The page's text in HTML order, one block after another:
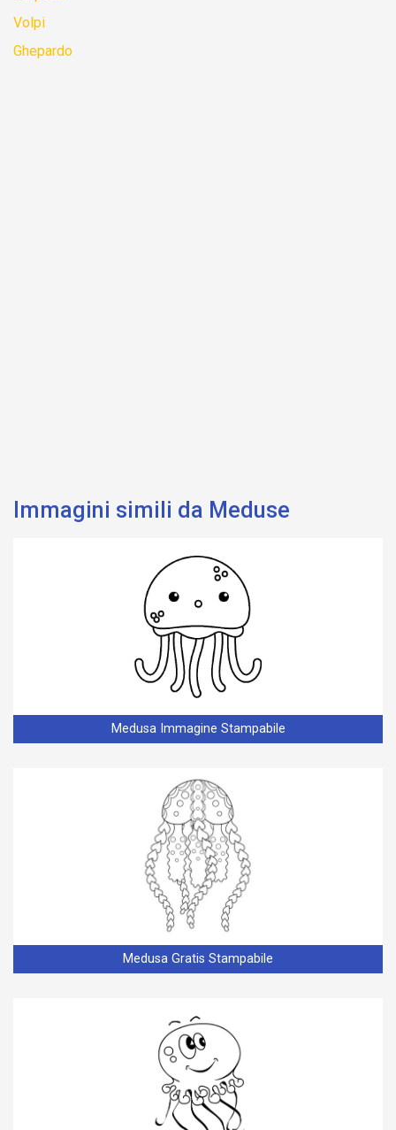
Volpi
Ghepardo
Immagini simili da Meduse
Medusa Immagine Stampabile
Medusa Gratis Stampabile